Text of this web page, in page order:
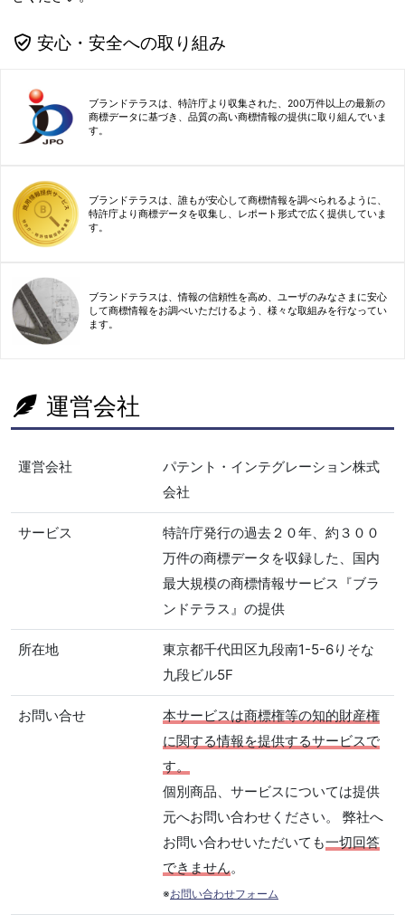
安心・安全への取り組み
ブランドテラスは、特許庁より収集された、200万件以上の最新の
商標データに基づき、品質の高い商標情報の提供に取り組んでいま
す。
ブランドテラスは、誰もが安心して商標情報を調べられるように、
特許庁より商標データを収集し、レポート形式で広く提供していま
す。
ブランドテラスは、情報の信頼性を高め、ユーザのみなさまに安心
して商標情報をお調べいただけるよう、様々な取組みを行なってい
ます。
運営会社
運営会社
パテント・インテグレーション株式
会社
サービス
特許庁発行の過去２０年、約３００
万件の商標データを収録した、国内
最大規模の商標情報サービス『ブラ
ンドテラス』の提供
所在地
東京都千代田区九段南1-5-6りそな
九段ビル5F
お問い合せ
本サービスは商標権等の知的財産権
に関する情報を提供するサービスで
す。
個別商品、サービスについては提供
元へお問い合わせください。 弊社へ
お問い合わせいただいても一切回答
できません。
※お問い合わせフォーム